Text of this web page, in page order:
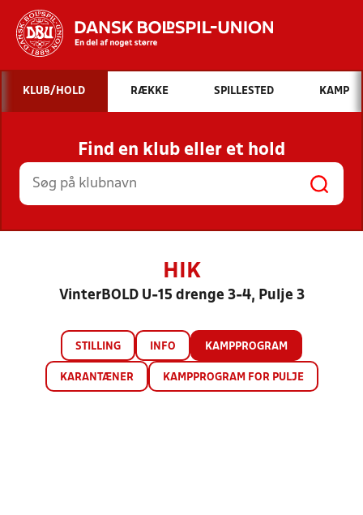
Hvad vil du søge efter?
INDHOLD OG NYHEDER
STILLINGER, RESULTATER, KLUBBER OG
HOLD
KLUB/HOLD RÆKKE SPILLESTED KAMP
Find en klub eller et hold
HIK
VinterBOLD U-15 drenge 3-4, Pulje 3
STILLING INFO KAMPPROGRAM
KARANTÆNER KAMPPROGRAM FOR PULJE